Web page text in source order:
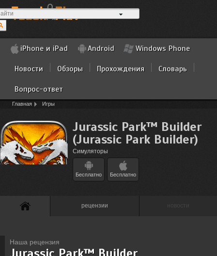
iPhone и iPad Android Windows Phone
Новости Обзоры Прохождения Словарь
Вопрос-ответ
Главная Игры
Jurassic Park™ Builder
(Jurassic Park Builder)
Симуляторы
Бесплатно Бесплатно
рецензии новости
Наша рецензия